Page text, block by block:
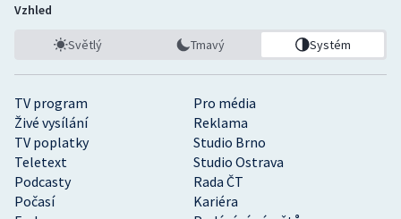
TV program
Pro média
Živé vysílání
Reklama
TV poplatky
Studio Brno
Teletext
Studio Ostrava
Podcasty
Rada ČT
Počasí
Kariéra
Vzhled
Světlý Tmavý Systém